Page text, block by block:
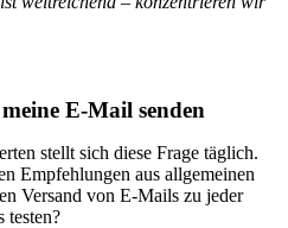
E-Mail senden
stellt sich diese Frage täglich.
Empfehlungen aus allgemeinen
Versand von E-Mails zu jeder
testen?